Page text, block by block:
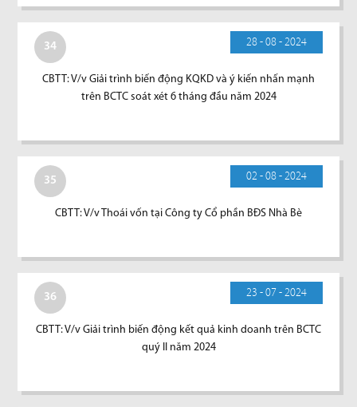
34 28 - 08 - 2024
CBTT: V/v Giải trình biến động KQKD và ý kiến nhấn mạnh
trên BCTC soát xét 6 tháng đầu năm 2024
35 02 - 08 - 2024
CBTT: V/v Thoái vốn tại Công ty Cổ phần BĐS Nhà Bè
36 23 - 07 - 2024
CBTT: V/v Giải trình biến động kết quả kinh doanh trên BCTC
quý II năm 2024